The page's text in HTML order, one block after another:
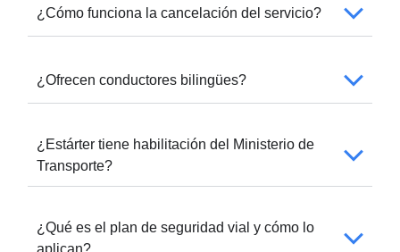
¿Cómo funciona la cancelación del servicio?
¿Ofrecen conductores bilingües?
¿Estárter tiene habilitación del Ministerio de
Transporte?
¿Qué es el plan de seguridad vial y cómo lo